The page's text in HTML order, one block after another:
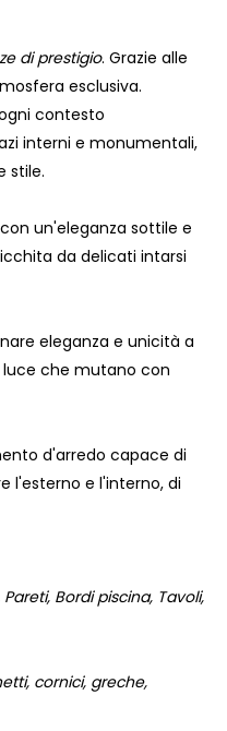
di prestigio. Grazie alle
esclusiva.
contesto
interni e monumentali,
stile.
un'eleganza sottile e
da delicati intarsi
eleganza e unicità a
luce che mutano con
d'arredo capace di
l'esterno e l'interno, di
Bordi piscina, Tavoli,
cornici, greche,